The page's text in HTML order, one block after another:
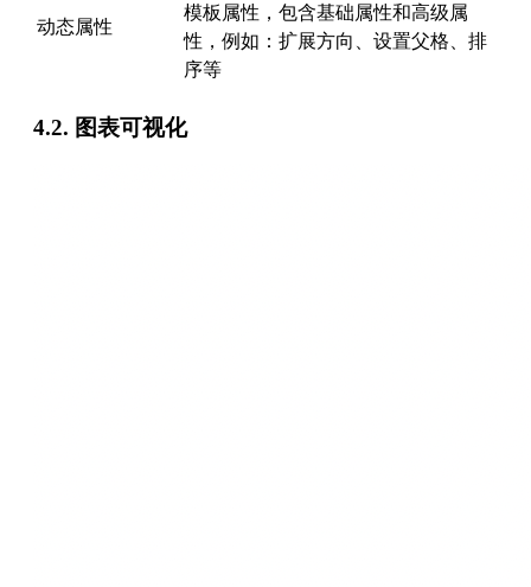
动态属性
模板属性，包含基础属性和高级属
性，例如：扩展方向、设置父格、排
序等
4.2. 图表可视化